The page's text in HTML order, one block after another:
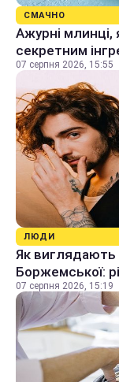
СМАЧНО
Ажурні млинці,
секретним
07 серпня 2026, 15:55
ЛЮДИ
Як виглядають
Боржемської:
07 серпня 2026, 15:19